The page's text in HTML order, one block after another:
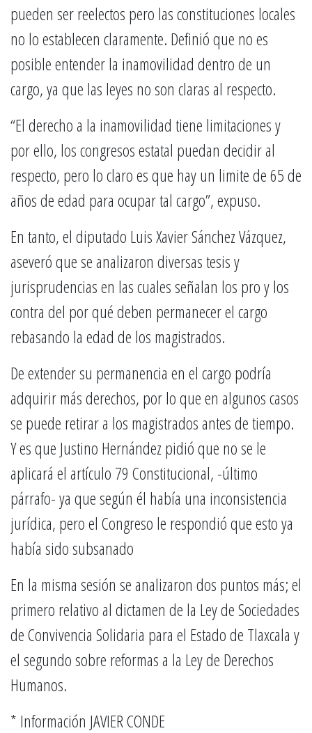
pueden ser reelectos pero las constituciones locales
no lo establecen claramente. Definió que no es
posible entender la inamovilidad dentro de un
cargo, ya que las leyes no son claras al respecto.
“El derecho a la inamovilidad tiene limitaciones y
por ello, los congresos estatal puedan decidir al
respecto, pero lo claro es que hay un limite de 65 de
años de edad para ocupar tal cargo”, expuso.
En tanto, el diputado Luis Xavier Sánchez Vázquez,
aseveró que se analizaron diversas tesis y
jurisprudencias en las cuales señalan los pro y los
contra del por qué deben permanecer el cargo
rebasando la edad de los magistrados.
De extender su permanencia en el cargo podría
adquirir más derechos, por lo que en algunos casos
se puede retirar a los magistrados antes de tiempo.
Y es que Justino Hernández pidió que no se le
aplicará el artículo 79 Constitucional, -último
párrafo- ya que según él había una inconsistencia
jurídica, pero el Congreso le respondió que esto ya
había sido subsanado
En la misma sesión se analizaron dos puntos más; el
primero relativo al dictamen de la Ley de Sociedades
de Convivencia Solidaria para el Estado de Tlaxcala y
el segundo sobre reformas a la Ley de Derechos
Humanos.
* Información JAVIER CONDE